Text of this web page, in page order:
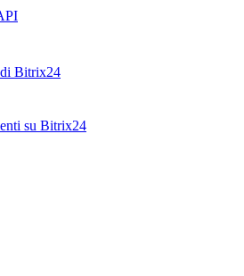
di Bitrix24
su Bitrix24